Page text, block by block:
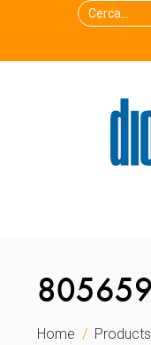
Home Products